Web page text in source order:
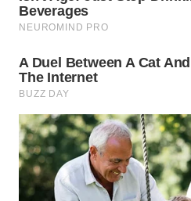
Por que essa
A frase de Santiago Ramón
imprudência disfarçadas de
constante, noites mal
alimentação descuidada e
parecem normais até